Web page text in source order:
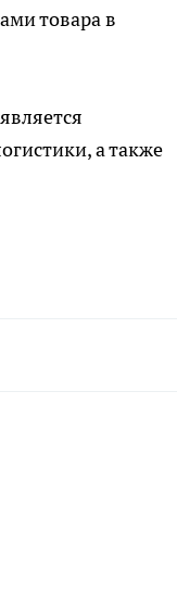
товара в
а также